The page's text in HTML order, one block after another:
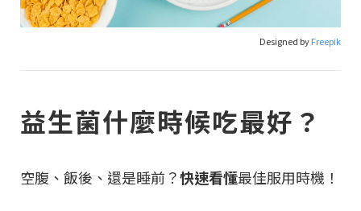
Designed byFreepik
益生菌什麼時候吃最好？
空腹、飯後、還是睡前？快速看懂最佳服用時機！